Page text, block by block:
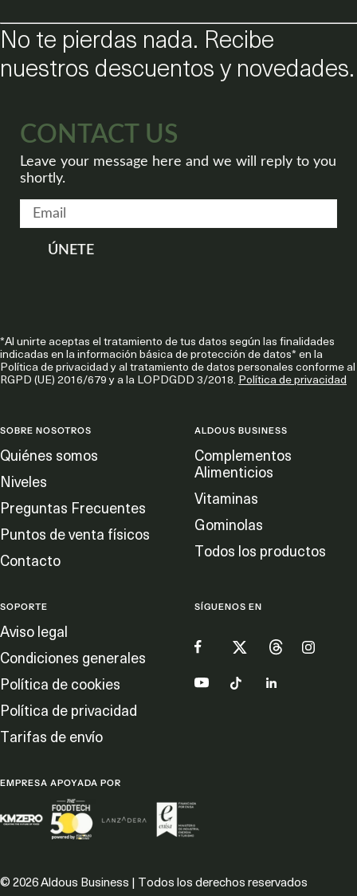
No te pierdas nada. Recibe
nuestros descuentos y novedades.
CONTACT US
Leave your message here and we will reply to you
shortly.
ÚNETE
*Al unirte aceptas el tratamiento de tus datos según las finalidades
indicadas en la información básica de protección de datos* en la
Política de privacidad y al tratamiento de datos personales conforme al
RGPD (UE) 2016/679 y a la LOPDGDD 3/2018. Política de privacidad
SOBRE NOSOTROS
Quiénes somos
Niveles
Preguntas Frecuentes
Puntos de venta físicos
Contacto
ALDOUS BUSINESS
Complementos
Alimenticios
Vitaminas
Gominolas
Todos los productos
SOPORTE
Aviso legal
Condiciones generales
Política de cookies
Política de privacidad
Tarifas de envío
SÍGUENOS EN
EMPRESA APOYADA POR
© 2026 Aldous Business | Todos los derechos reservados